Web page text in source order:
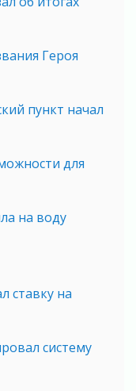
Героя
пункт начал
для
на воду
ставку на
систему